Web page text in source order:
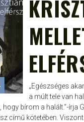
„Egészséges
a múlt tele van
hogy bírom a halált.”-írja
című kötetében.